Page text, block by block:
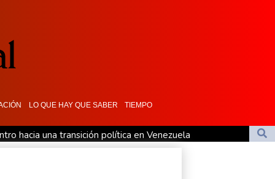
LO QUE HAY QUE SABER TIEMPO
hacia una transición política en Venezuela